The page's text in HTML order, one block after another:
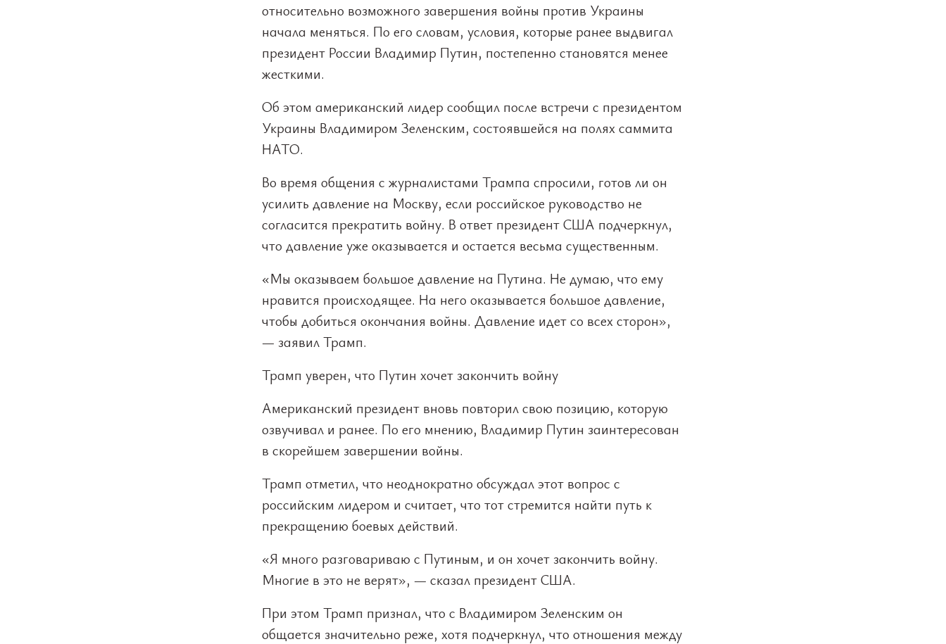
относительно возможного завершения войны против Украины
начала меняться. По его словам, условия, которые ранее выдвигал
президент России Владимир Путин, постепенно становятся менее
жесткими.
Об этом американский лидер сообщил после встречи с президентом
Украины Владимиром Зеленским, состоявшейся на полях саммита
НАТО.
Во время общения с журналистами Трампа спросили, готов ли он
усилить давление на Москву, если российское руководство не
согласится прекратить войну. В ответ президент США подчеркнул,
что давление уже оказывается и остается весьма существенным.
«Мы оказываем большое давление на Путина. Не думаю, что ему
нравится происходящее. На него оказывается большое давление,
чтобы добиться окончания войны. Давление идет со всех сторон»,
— заявил Трамп.
Трамп уверен, что Путин хочет закончить войну
Американский президент вновь повторил свою позицию, которую
озвучивал и ранее. По его мнению, Владимир Путин заинтересован
в скорейшем завершении войны.
Трамп отметил, что неоднократно обсуждал этот вопрос с
российским лидером и считает, что тот стремится найти путь к
прекращению боевых действий.
«Я много разговариваю с Путиным, и он хочет закончить войну.
Многие в это не верят», — сказал президент США.
При этом Трамп признал, что с Владимиром Зеленским он
общается значительно реже, хотя подчеркнул, что отношения между